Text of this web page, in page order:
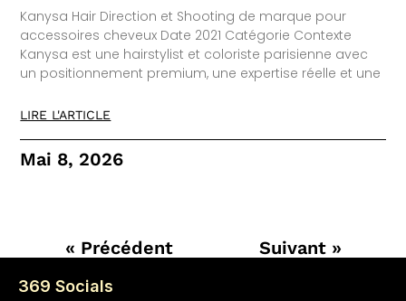
Kanysa Hair Direction et Shooting de marque pour
accessoires cheveux Date 2021 Catégorie Contexte
Kanysa est une hairstylist et coloriste parisienne avec
un positionnement premium, une expertise réelle et une
LIRE L'ARTICLE
Mai 8, 2026
« Précédent Suivant »
369 Socials